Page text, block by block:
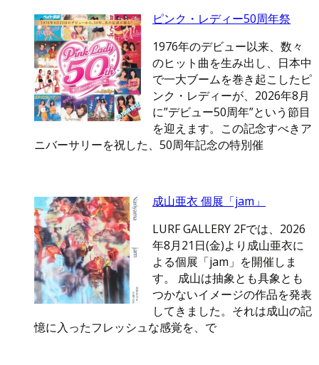
ピンク・レディー50周年祭
1976年のデビュー以来、数々
のヒット曲を生み出し、日本中
で一大ブームを巻き起こしたピ
ンク・レディーが、2026年8月
に”デビュー50周年”という節目
を迎えます。この記念すべきア
ニバーサリーを祝した、50周年記念の特別催
成山亜衣 個展「jam」
LURF GALLERY 2Fでは、2026
年8月21日(金)より成山亜衣に
よる個展「jam」を開催しま
す。 成山は抽象とも具象とも
つかないイメージの作品を発表
してきました。それは成山の記
憶に入ったフレッシュな感覚を、で